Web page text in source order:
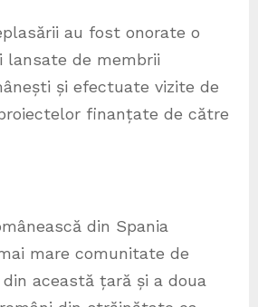
au fost onorate o
lansate de membrii
și efectuate vizite de
finanțate de către
din Spania
mare comunitate de
această țară și a doua